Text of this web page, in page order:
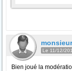
Le 11/12/
Bien joué la